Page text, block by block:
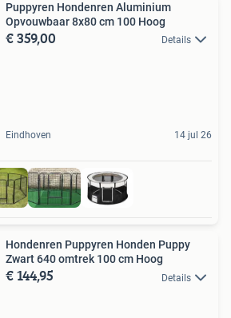
Puppyren Hondenren Aluminium
Opvouwbaar 8x80 cm 100 Hoog
€ 359,00 Details
Eindhoven 14 jul 26
Hondenren Puppyren Honden Puppy
Zwart 640 omtrek 100 cm Hoog
€ 144,95 Details